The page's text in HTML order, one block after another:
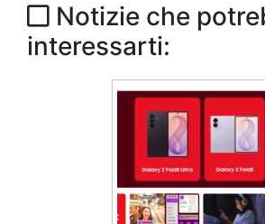
Notizie che
interessarti: